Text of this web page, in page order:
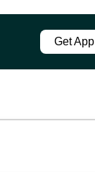
Get App